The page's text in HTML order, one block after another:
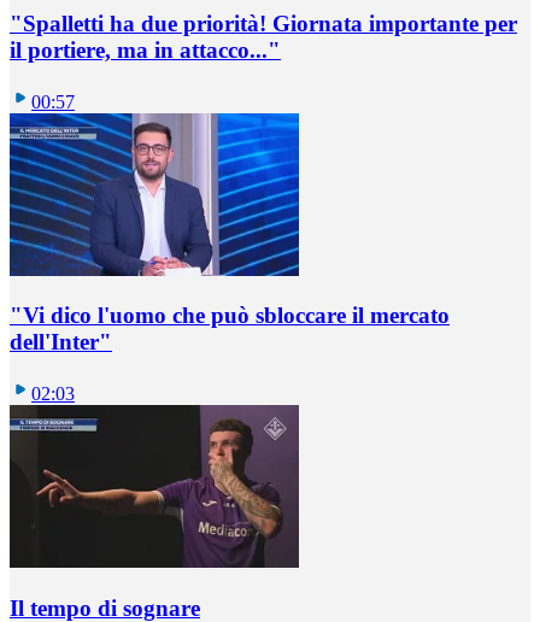
"Spalletti ha due priorità! Giornata importante per
il portiere, ma in attacco..."
00:57
"Vi dico l'uomo che può sbloccare il mercato
dell'Inter"
02:03
Il tempo di sognare